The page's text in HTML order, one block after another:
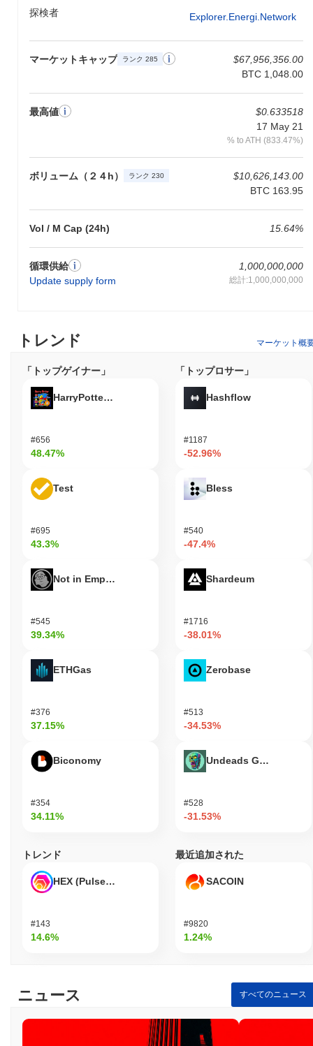
探検者 Explorer.energi.network
マーケットキャップ ランク 285
$67,956,356.00
BTC 1,048.00
最高値
$0.633518
17 May 21
% to ATH (833.47%)
ボリューム（２４h） ランク 230
$10,626,143.00
BTC 163.95
Vol / M Cap (24h) 15.64%
循環供給
Update supply form
1,000,000,000
総計:1,000,000,000
やすさと機能性を向上させるための継続的なコミットメントの一
部であり、公式の開発リポジトリやコミュニティのアップデート
RSKインフラストラクチャーフレームワークの特徴
RSKインフラストラクチャーフレームワークは、ビットコインと
の統合を通じて際立っています。ビットコインネットワークのセ
キュリティと分散性を活用しながら、スマートコントラクト機能
を提供します。この独自のアプローチにより、RSKは分散型アプ
間のシームレスな相互運用性を確保し、資産が両ネットワーク間
で自由に移動できるようにします。フレームワークのアーキテク
チャは、高速で低コストの取引をサポートし、DeFiや企業ソリュ
らに、RSKのエコシステムは、業界のリーダーとの強力なパート
ナーシップや成長する開発者コミュニティから恩恵を受けていま
す。これらの要素は、ビットコインのセキュリティとイーサリア
ム互換のスマートコントラクトを組み合わせた、ブロックチェー
できますか？
RSKインフラストラクチャーフレームワーク（RIF）トークン
は、RSKエコシステム内でさまざまな機能に利用されます。これ
は、取引や手数料のためのユーティリティトークンとして機能
し、ユーザーがRSKネットワーク上に構築された分散型アプリケ
トークンの保有者は、エコシステムの開発や方向性に影響を与え
る提案に投票することでガバナンスに参加できます。さらに、ユ
りネットワークのセキュリティが強化されます。 開発者にとっ
て、RSKインフラストラクチャーフレームワークは、RSKのスマ
するためのツールとリソースを提供します。エコシステムは、
RIFトークンを特定の機能に利用するためのウォレットやマーケ
ポートしており、プラットフォームの全体的なユーティリティと
採用を向上させています。
アクティブまたは関連性がありますか？
り、最新のアップデートや開発がその継続的な関連性を示してい
ます。最近の数ヶ月間、プロジェクトはスマートコントラクト機
レームワークは積極的にメンテナンスされており、GitHubリポジ
トリで定期的なコミットやバージョンアップデートが確認できま
まざまな分散型アプリケーションやプラットフォームとの戦略的
統合を維持しており、ブロックチェーン分野でのユーティリティ
トとビットコインの相互運用性セクターにおける持続的な活動と
関連性を示しています。
ために設計されていますか？
RSKインフラストラクチャーフレームワークは、主に開発者と企
業のために設計されており、彼らが安全でスケーラブルなビット
トウェア開発キット（SDK）、アプリケーションプログラミング
インターフェース（API）、包括的なドキュメントなど、ブロッ
や流動性提供者などの二次的な参加者は、ネットワークのセキュ
リティやガバナンスへの参加を通じてプラットフォームに関与し
コシステムの成長に寄与します。これらのユーザーグループに対
応することで、RSKインフラストラクチャーフレームワークは、
トレンド マーケット概
「トップゲイナー」
HarryPotterObamaSonic10Inu (ETH)
#656
48.47%
Test
#695
43.3%
Not in Employment, Education, or Training
#545
39.34%
ETHGas
#376
37.15%
Biconomy
#354
34.11%
「トップロサー」
Hashflow
#1187
-52.96%
Bless
#540
-47.4%
Shardeum
#1716
-38.01%
Zerobase
#513
-34.53%
Undeads Games
#528
-31.53%
トレンド
HEX (Pulsechain)
#143
14.6%
最近追加された
SACOIN
#9820
1.24%
ニュース すべてのニュース